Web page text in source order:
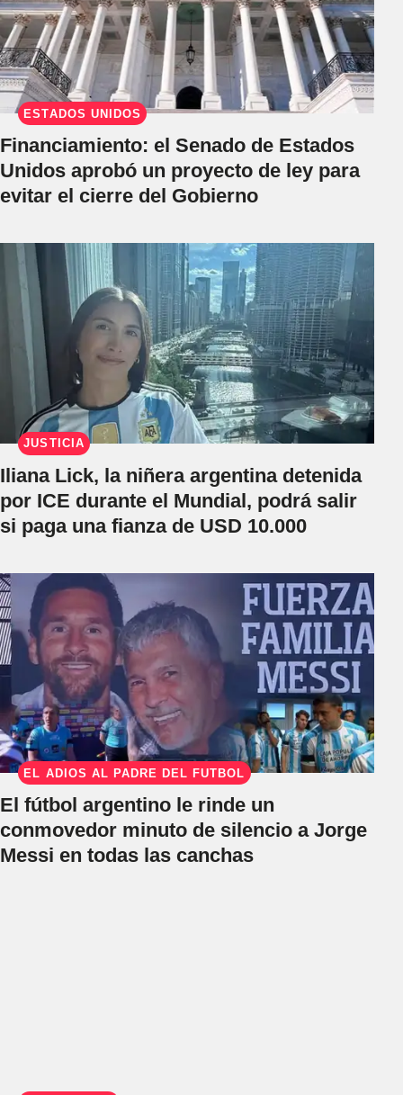
ESTADOS UNIDOS
Financiamiento: el Senado de Estados
Unidos aprobó un proyecto de ley para
evitar el cierre del Gobierno
JUSTICIA
Iliana Lick, la niñera argentina detenida
por ICE durante el Mundial, podrá salir
si paga una fianza de USD 10.000
EL ADIÓS AL PADRE DEL FÚTBOL
El fútbol argentino le rinde un
conmovedor minuto de silencio a Jorge
Messi en todas las canchas